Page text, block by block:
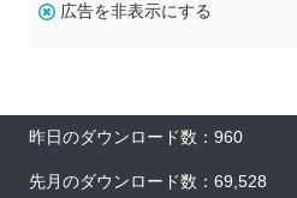
広告を非表示にする
昨日のダウンロード数：960
先月のダウンロード数：69,528